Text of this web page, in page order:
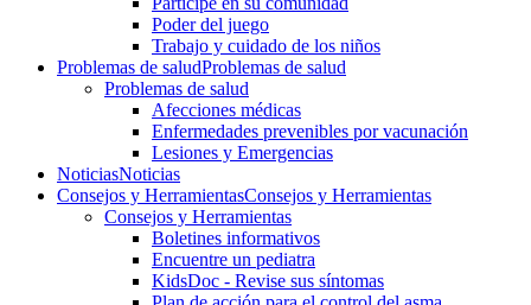
Poder del juego
Trabajo y cuidado de los niños
Problemas de saludProblemas de salud
Problemas de salud
Afecciones médicas
Enfermedades prevenibles por vacunación
Lesiones y Emergencias
NoticiasNoticias
Consejos y HerramientasConsejos y Herramientas
Consejos y Herramientas
Boletines informativos
Encuentre un pediatra
KidsDoc - Revise sus síntomas